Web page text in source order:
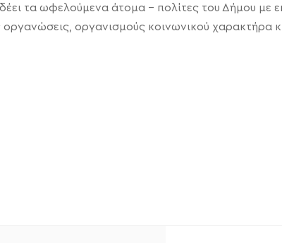
τα ωφελούμενα άτομα – πολίτες του Δήμου με
οργανώσεις, οργανισμούς κοινωνικού χαρακτήρα